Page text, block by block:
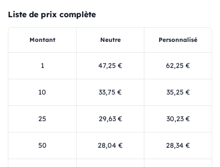
Liste de prix complète
Montant Neutre Personnalisé
1 47,25 € 62,25 €
10 33,75 € 35,25 €
25 29,63 € 30,23 €
50 28,04 € 28,34 €